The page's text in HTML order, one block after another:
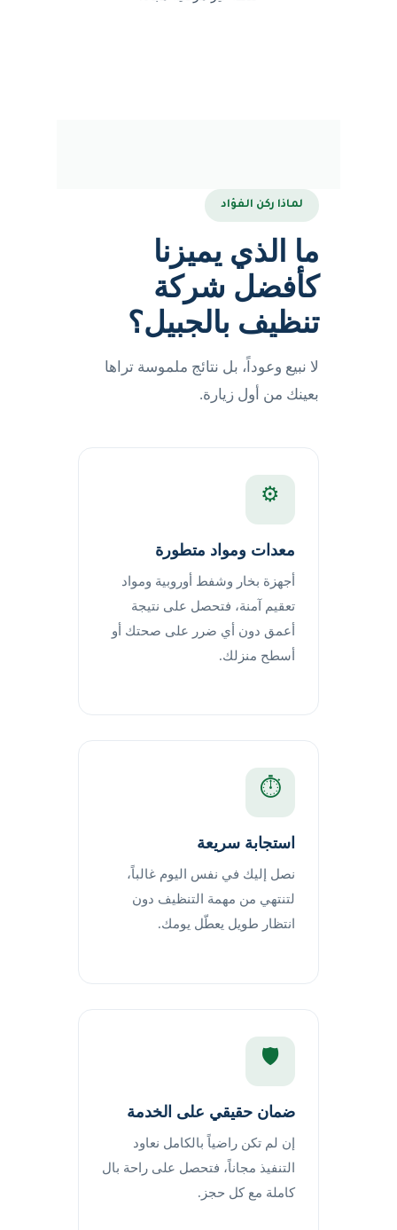
لماذا ركن الفؤاد
ما الذي يميزنا
كأفضل شركة
تنظيف بالجبيل؟
لا نبيع وعوداً، بل نتائج ملموسة تراها
بعينك من أول زيارة.
⚙️
معدات ومواد متطورة
أجهزة بخار وشفط أوروبية ومواد
تعقيم آمنة، فتحصل على نتيجة
أعمق دون أي ضرر على صحتك أو
أسطح منزلك.
⏱️
استجابة سريعة
نصل إليك في نفس اليوم غالباً،
لتنتهي من مهمة التنظيف دون
انتظار طويل يعطّل يومك.
🛡️
ضمان حقيقي على الخدمة
إن لم تكن راضياً بالكامل نعاود
التنفيذ مجاناً، فتحصل على راحة بال
كاملة مع كل حجز.